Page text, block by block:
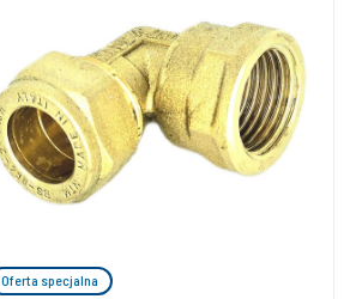
Oferta specjalna